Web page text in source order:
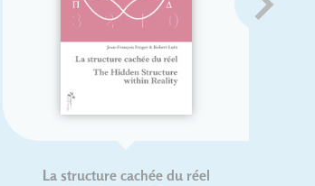
La structure cachée du réel